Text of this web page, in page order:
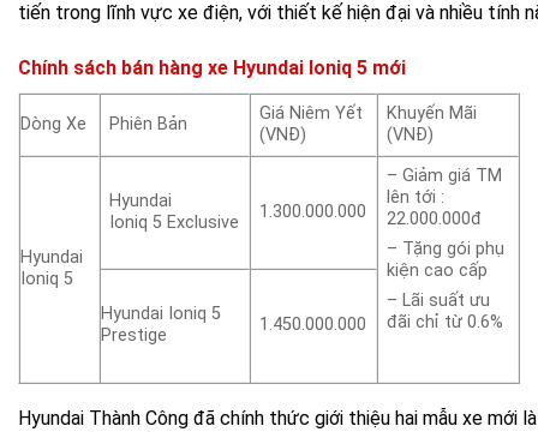
tiến trong lĩnh vực xe điện, với thiết kế hiện đại và nhiều tính
Chính sách bán hàng xe Hyundai Ioniq 5 mới
Dòng Xe Phiên Bản
Giá Niêm Yết
(VNĐ)
Khuyến Mãi
(VNĐ)
Hyundai
Ioniq 5
Hyundai
Ioniq 5 Exclusive
1.300.000.000
– Giảm giá TM
lên tới :
22.000.000đ
– Tặng gói phụ
kiện cao cấp
– Lãi suất ưu
đãi chỉ từ 0.6%
Hyundai Ioniq 5
Prestige
1.450.000.000
Hyundai Thành Công đã chính thức giới thiệu hai mẫu xe mới